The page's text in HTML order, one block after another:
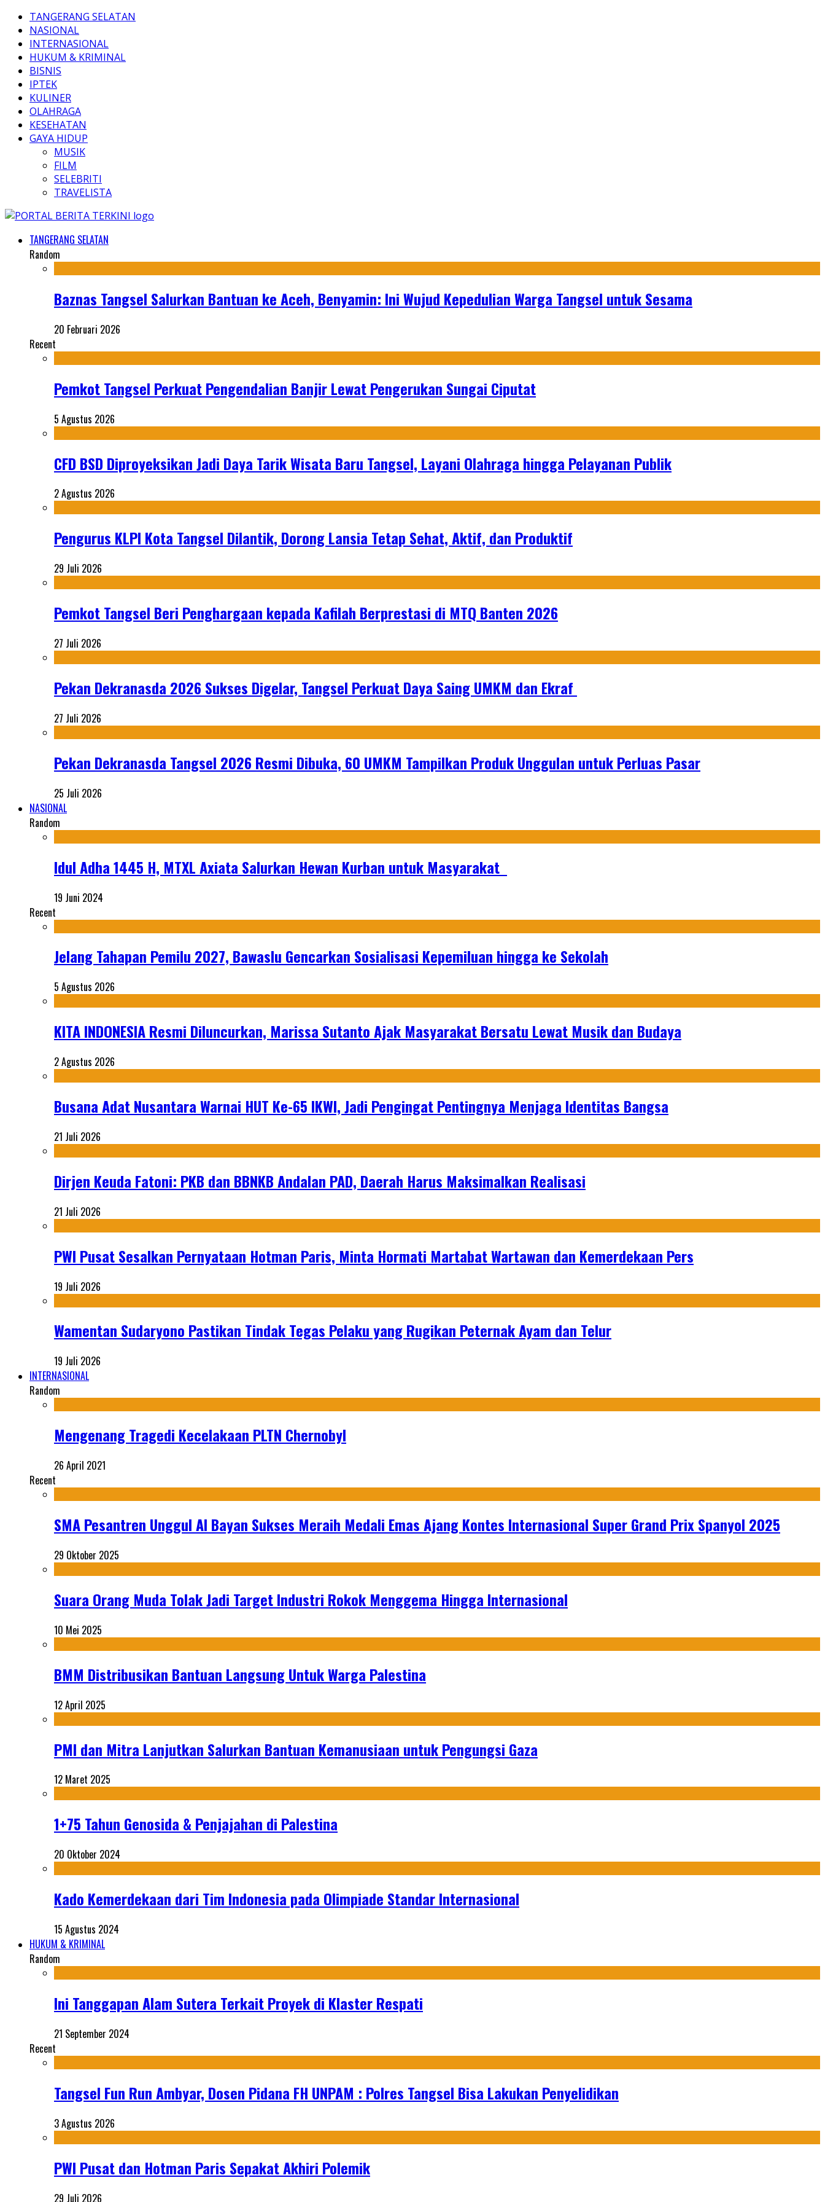
TANGERANG SELATAN
NASIONAL
INTERNASIONAL
HUKUM & KRIMINAL
BISNIS
IPTEK
KULINER
OLAHRAGA
KESEHATAN
GAYA HIDUP
MUSIK
FILM
SELEBRITI
TRAVELISTA
TANGERANG SELATAN
Random
Baznas Tangsel Salurkan Bantuan ke Aceh, Benyamin: Ini Wujud Kepedulian Warga Tangsel untuk Sesama
20 Februari 2026
Recent
Pemkot Tangsel Perkuat Pengendalian Banjir Lewat Pengerukan Sungai Ciputat
5 Agustus 2026
CFD BSD Diproyeksikan Jadi Daya Tarik Wisata Baru Tangsel, Layani Olahraga hingga Pelayanan Publik
2 Agustus 2026
Pengurus KLPI Kota Tangsel Dilantik, Dorong Lansia Tetap Sehat, Aktif, dan Produktif
29 Juli 2026
Pemkot Tangsel Beri Penghargaan kepada Kafilah Berprestasi di MTQ Banten 2026
27 Juli 2026
Pekan Dekranasda 2026 Sukses Digelar, Tangsel Perkuat Daya Saing UMKM dan Ekraf
27 Juli 2026
Pekan Dekranasda Tangsel 2026 Resmi Dibuka, 60 UMKM Tampilkan Produk Unggulan untuk Perluas Pasar
25 Juli 2026
NASIONAL
Random
Idul Adha 1445 H, MTXL Axiata Salurkan Hewan Kurban untuk Masyarakat
19 Juni 2024
Recent
Jelang Tahapan Pemilu 2027, Bawaslu Gencarkan Sosialisasi Kepemiluan hingga ke Sekolah
5 Agustus 2026
KITA INDONESIA Resmi Diluncurkan, Marissa Sutanto Ajak Masyarakat Bersatu Lewat Musik dan Budaya
2 Agustus 2026
Busana Adat Nusantara Warnai HUT Ke-65 IKWI, Jadi Pengingat Pentingnya Menjaga Identitas Bangsa
21 Juli 2026
Dirjen Keuda Fatoni: PKB dan BBNKB Andalan PAD, Daerah Harus Maksimalkan Realisasi
21 Juli 2026
PWI Pusat Sesalkan Pernyataan Hotman Paris, Minta Hormati Martabat Wartawan dan Kemerdekaan Pers
19 Juli 2026
Wamentan Sudaryono Pastikan Tindak Tegas Pelaku yang Rugikan Peternak Ayam dan Telur
19 Juli 2026
INTERNASIONAL
Random
Mengenang Tragedi Kecelakaan PLTN Chernobyl
26 April 2021
Recent
SMA Pesantren Unggul Al Bayan Sukses Meraih Medali Emas Ajang Kontes Internasional Super Grand Prix Spanyol 2025
29 Oktober 2025
Suara Orang Muda Tolak Jadi Target Industri Rokok Menggema Hingga Internasional
10 Mei 2025
BMM Distribusikan Bantuan Langsung Untuk Warga Palestina
12 April 2025
PMI dan Mitra Lanjutkan Salurkan Bantuan Kemanusiaan untuk Pengungsi Gaza
12 Maret 2025
1+75 Tahun Genosida & Penjajahan di Palestina
20 Oktober 2024
Kado Kemerdekaan dari Tim Indonesia pada Olimpiade Standar Internasional
15 Agustus 2024
HUKUM & KRIMINAL
Random
Ini Tanggapan Alam Sutera Terkait Proyek di Klaster Respati
21 September 2024
Recent
Tangsel Fun Run Ambyar, Dosen Pidana FH UNPAM : Polres Tangsel Bisa Lakukan Penyelidikan
3 Agustus 2026
PWI Pusat dan Hotman Paris Sepakat Akhiri Polemik
29 Juli 2026